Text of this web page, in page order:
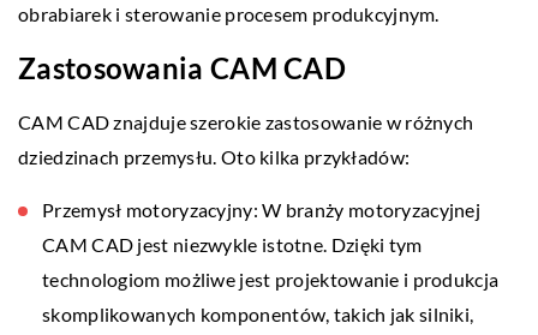
obrabiarek i sterowanie procesem produkcyjnym.
Zastosowania CAM CAD
CAM CAD znajduje szerokie zastosowanie w różnych
dziedzinach przemysłu. Oto kilka przykładów:
Przemysł motoryzacyjny: W branży motoryzacyjnej
CAM CAD jest niezwykle istotne. Dzięki tym
technologiom możliwe jest projektowanie i produkcja
skomplikowanych komponentów, takich jak silniki,